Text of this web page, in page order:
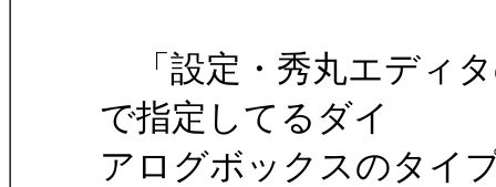
「設定・秀丸エディ
で指定してるダイ
アログボックスのタイ